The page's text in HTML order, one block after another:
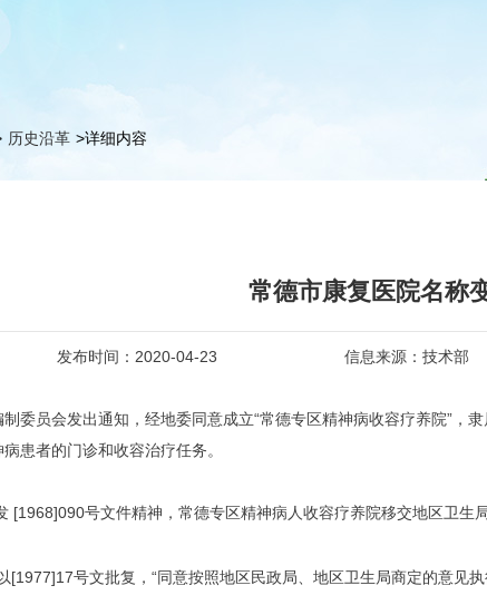
历史沿革 >详细内容
常德市康复医院名称
发布时间：2020-04-23 信息来源：技术部
委员会发出通知，经地委同意成立“常德专区精神病收容疗养院”，
患者的门诊和收容治疗任务。
[1968]090号文件精神，常德专区精神病人收容疗养院移交地区卫生局
[1977]17号文批复，“同意按照地区民政局、地区卫生局商定的意见